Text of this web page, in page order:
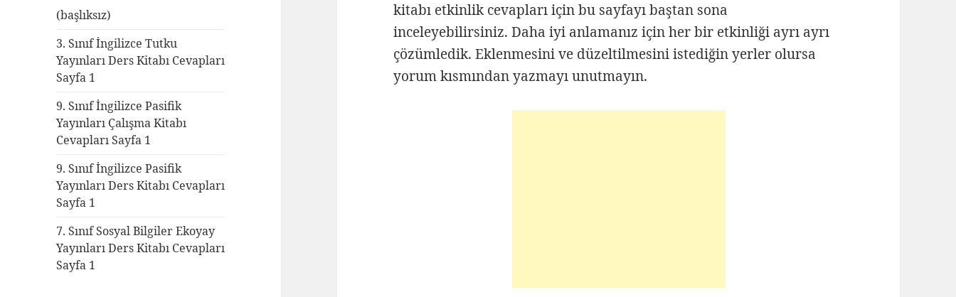
(başlıksız)
3. Sınıf İngilizce Tutku
Yayınları Ders Kitabı Cevapları
Sayfa 1
9. Sınıf İngilizce Pasifik
Yayınları Çalışma Kitabı
Cevapları Sayfa 1
9. Sınıf İngilizce Pasifik
Yayınları Ders Kitabı Cevapları
Sayfa 1
7. Sınıf Sosyal Bilgiler Ekoyay
Yayınları Ders Kitabı Cevapları
Sayfa 1
kitabı etkinlik cevapları için bu sayfayı baştan sona
inceleyebilirsiniz. Daha iyi anlamanız için her bir etkinliği ayrı ayrı
çözümledik. Eklenmesini ve düzeltilmesini istediğin yerler olursa
yorum kısmından yazmayı unutmayın.